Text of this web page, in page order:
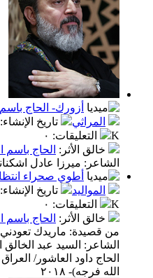
أزورك- الحاج باسم
المراثي
تاريخ الإنشاء:
K
التعليقات: ٠
خالق الأثر : الحاج باسم
الشاعر: ميرزا عادل
أطوي صحراء
المواليد
تاريخ الإنشاء:
K
التعليقات: ٠
خالق الأثر : الحاج باسم
من قصيدة: ماريدك تعودني
الشاعر: السيد عبد
الحاج داود العاشور/
الله فرجه)- ٢٠١٨